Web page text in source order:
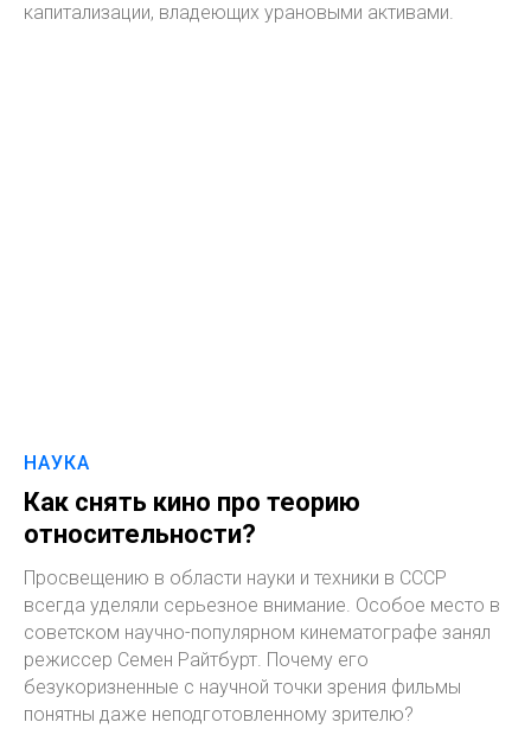
капитализации, владеющих урановыми активами.
НАУКА
Как снять кино про теорию
относительности?
Просвещению в области науки и техники в СССР
всегда уделяли серьезное внимание. Особое место в
советском научно-популярном кинематографе занял
режиссер Семен Райтбурт. Почему его
безукоризненные с научной точки зрения фильмы
понятны даже неподготовленному зрителю?